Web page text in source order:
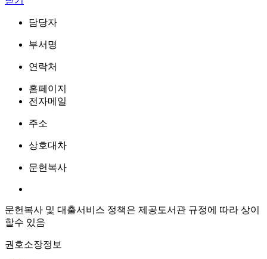
담당자
부서명
연락처
홈페이지
전자메일
주소
상호대차
문헌복사
문헌복사 및 대출서비스 정책은 제공도서관 규정에 따라 상이
할수 있음
권호소장정보